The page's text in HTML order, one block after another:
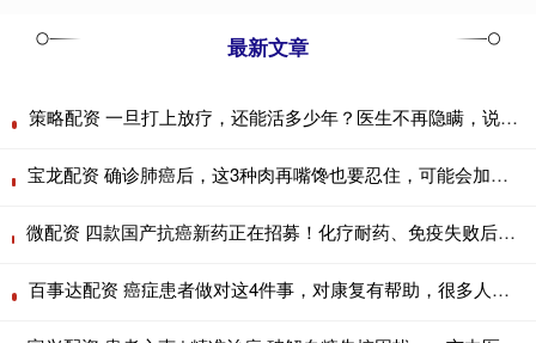
最新文章
策略配资 一旦打上放疗，还能活多少年？医生不再隐瞒，说出了实话
宝龙配资 确诊肺癌后，这3种肉再嘴馋也要忍住，可能会加速病情恶化！
微配资 四款国产抗癌新药正在招募！化疗耐药、免疫失败后有救了，覆盖肺癌、乳腺癌、肠癌、肝癌等实体瘤
百事达配资 癌症患者做对这4件事，对康复有帮助，很多人没做到